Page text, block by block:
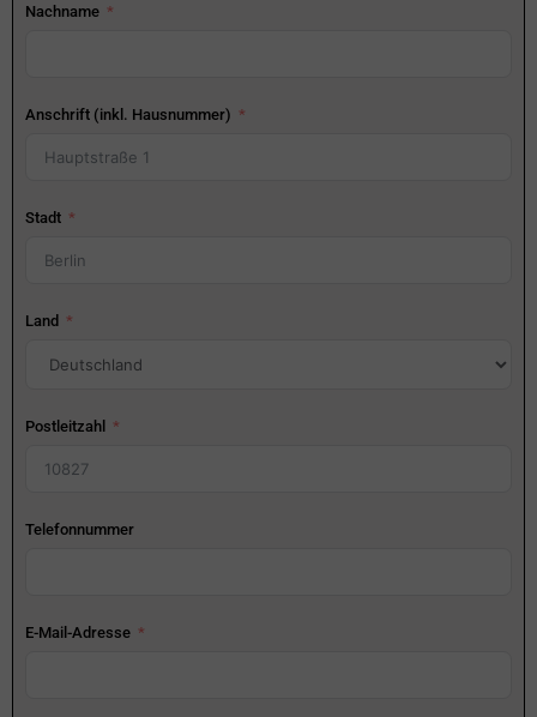
Nachname
Anschrift (inkl. Hausnummer)
Stadt
Land
Postleitzahl
Telefonnummer
E-Mail-Adresse